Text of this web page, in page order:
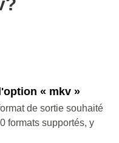
« mkv »
de sortie souhaité
formats supportés, y